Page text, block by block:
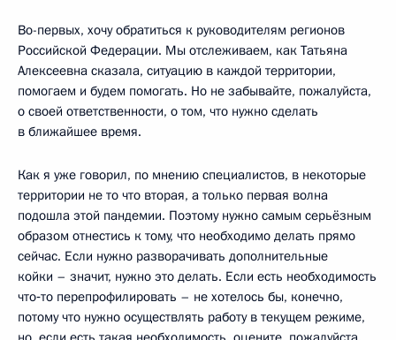
Во-первых, хочу обратиться к руководителям регионов
Российской Федерации. Мы отслеживаем, как Татьяна
Алексеевна сказала, ситуацию в каждой территории,
помогаем и будем помогать. Но не забывайте, пожалуйста,
о своей ответственности, о том, что нужно сделать
в ближайшее время.
Как я уже говорил, по мнению специалистов, в некоторые
территории не то что вторая, а только первая волна
подошла этой пандемии. Поэтому нужно самым серьёзным
образом отнестись к тому, что необходимо делать прямо
сейчас. Если нужно разворачивать дополнительные
койки – значит, нужно это делать. Если есть необходимость
что‑то перепрофилировать – не хотелось бы, конечно,
потому что нужно осуществлять работу в текущем режиме,